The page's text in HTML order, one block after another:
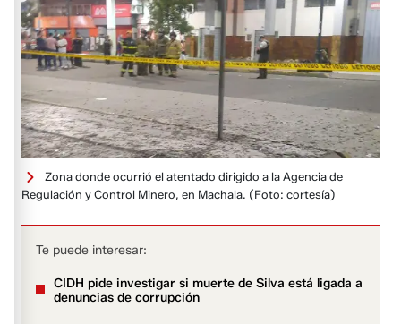
Zona donde ocurrió el atentado dirigido a la Agencia de
Regulación y Control Minero, en Machala. (Foto: cortesía)
Te puede interesar:
CIDH pide investigar si muerte de Silva está ligada a
denuncias de corrupción